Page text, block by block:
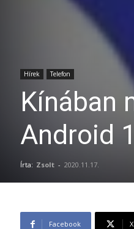
Hírek Telefon
Kínában
Android
Írta: Zsolt - 2020.11.17.
Facebook X